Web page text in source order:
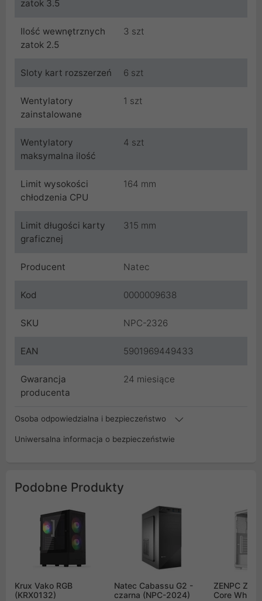
zatok 3.5
Ilość wewnętrznych
zatok 2.5
3 szt
Sloty kart rozszerzeń 6 szt
Wentylatory
zainstalowane
1 szt
Wentylatory
maksymalna ilość
4 szt
Limit wysokości
chłodzenia CPU
164 mm
Limit długości karty
graficznej
315 mm
Producent Natec
Kod 0000009638
SKU NPC-2326
EAN 5901969449433
Gwarancja
producenta
24 miesiące
Osoba odpowiedzialna i bezpieczeństwo
Uniwersalna informacja o bezpieczeństwie
Podobne Produkty
Krux Vako RGB
(KRX0132)
Natec Cabassu G2 -
czarna (NPC-2024)
ZENPC Z1
Core White